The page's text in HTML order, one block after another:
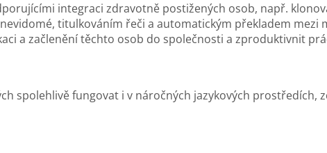
integraci zdravotně postižených osob, např.
titulkováním řeči a automatickým překladem mezi
a začlenění těchto osob do společnosti a zproduktivnit
spolehlivě fungovat i v náročných jazykových prostředích,